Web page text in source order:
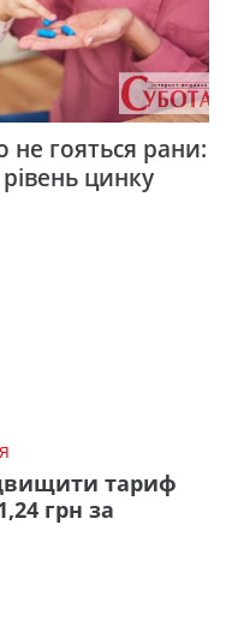
не гояться рани:
цинку
тариф
грн за